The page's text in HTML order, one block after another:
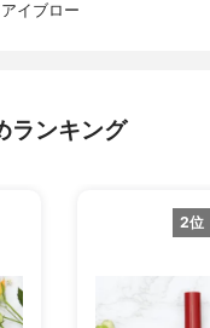
イブロー
ランキング
2位